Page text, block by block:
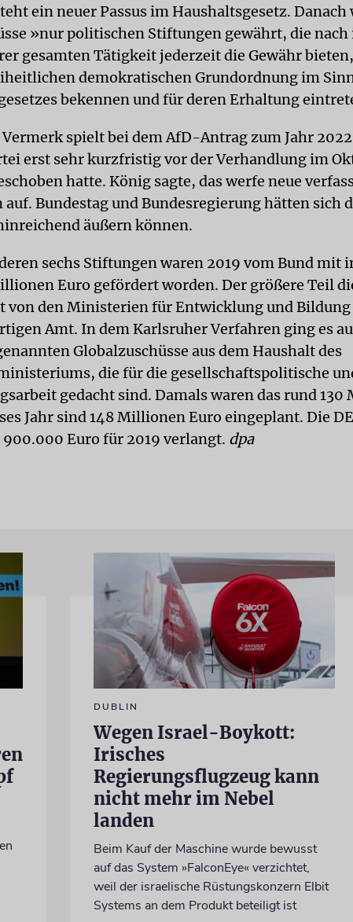
ein neuer Passus im Haushaltsgesetz. Danach
»nur politischen Stiftungen gewährt, die
gesamten Tätigkeit jederzeit die Gewähr
demokratischen Grundordnung im
bekennen und für deren Erhaltung
spielt bei dem AfD-Antrag zum Jahr
erst sehr kurzfristig vor der Verhandlung im
hatte. König sagte, das werfe neue
auf. Bundestag und Bundesregierung hätten sich
äußern können.
sechs Stiftungen waren 2019 vom Bund mit
Euro gefördert worden. Der größere Teil
von den Ministerien für Entwicklung und Bildung
Amt. In dem Karlsruher Verfahren ging es
Globalzuschüsse aus dem Haushalt des
die für die gesellschaftspolitische
gedacht sind. Damals waren das rund
Jahr sind 148 Millionen Euro eingeplant. Die
Euro für 2019 verlangt. dpa
DUBLIN
Wegen Israel-Boykott:
Irisches
Regierungsflugzeug kann
nicht mehr im Nebel
landen
Beim Kauf der Maschine wurde bewusst
auf das System »FalconEye« verzichtet,
weil der israelische Rüstungskonzern Elbit
Systems an dem Produkt beteiligt ist